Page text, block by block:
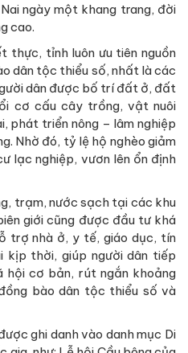
ngày một khang trang, đời
cao.
thực, tỉnh luôn ưu tiên nguồn
dân tộc thiểu số, nhất là các
dân được bố trí đất ở, đất
cơ cấu cây trồng, vật nuôi
phát triển nông – lâm nghiệp
Nhờ đó, tỷ lệ hộ nghèo giảm
lạc nghiệp, vươn lên ổn định
trạm, nước sạch tại các khu
giới cũng được đầu tư khá
trợ nhà ở, y tế, giáo dục, tín
kịp thời, giúp người dân tiếp
cơ bản, rút ngắn khoảng
bào dân tộc thiểu số và
ghi danh vào danh mục Di